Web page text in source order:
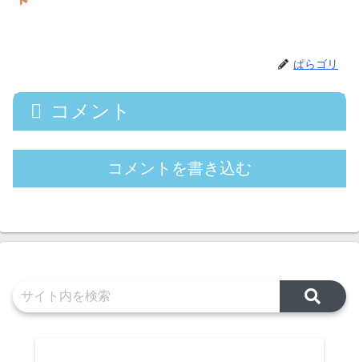
ぱらゴリ
コメント
コメントを書き込む